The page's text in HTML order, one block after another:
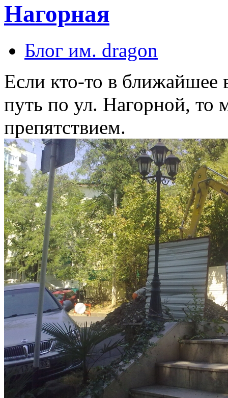
Нагорная
Блог им. dragon
Если кто-то в ближайшее
путь по ул. Нагорной, то
препятствием.